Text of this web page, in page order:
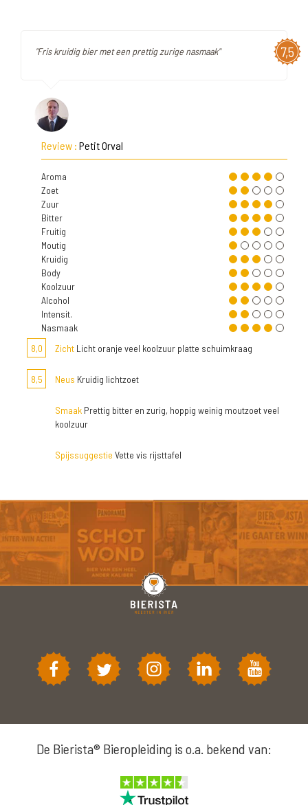
7,5
"Fris kruidig bier met een prettig zurige nasmaak"
Review : Petit Orval
Aroma
Zoet
Zuur
Bitter
Fruitig
Moutig
Kruidig
Body
Koolzuur
Alcohol
Intensit.
Nasmaak
8,0
Zicht Licht oranje veel koolzuur platte schuimkraag
8,5 Neus Kruidig lichtzoet
Smaak Prettig bitter en zurig, hoppig weinig moutzoet veel
koolzuur
Spijssuggestie Vette vis rijsttafel
De Bierista® Bieropleiding is o.a. bekend van: